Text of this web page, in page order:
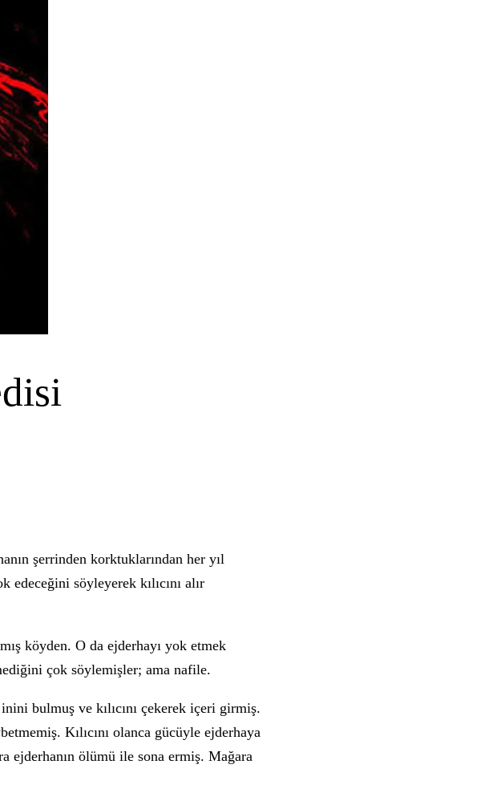
şerrinden korktuklarından her yıl
söyleyerek kılıcını alır
köyden. O da ejderhayı yok etmek
çok söylemişler; ama nafile.
inini bulmuş ve kılıcını çekerek içeri girmiş.
Kılıcını olanca gücüyle ejderhaya
ejderhanın ölümü ile sona ermiş. Mağara